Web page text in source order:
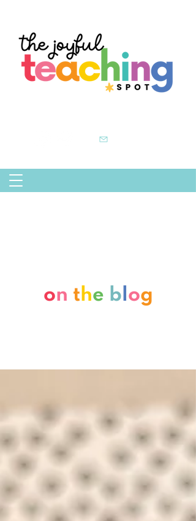
on the blog